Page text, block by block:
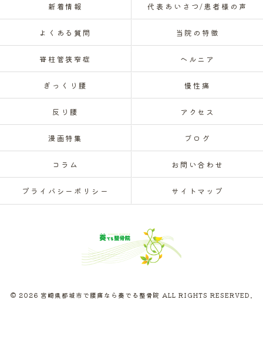
新着情報 代表あいさつ/患者様の声
よくある質問 当院の特徴
脊柱管狭窄症 ヘルニア
ぎっくり腰 慢性痛
反り腰 アクセス
漫画特集 ブログ
コラム お問い合わせ
プライバシーポリシー サイトマップ
© 2026 宮崎県都城市で腰痛なら奏でる整骨院 ALL RIGHTS RESERVED.